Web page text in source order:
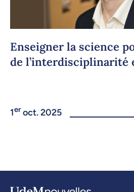
Enseigner la science
de l’interdisciplinarité
1eroct. 2025